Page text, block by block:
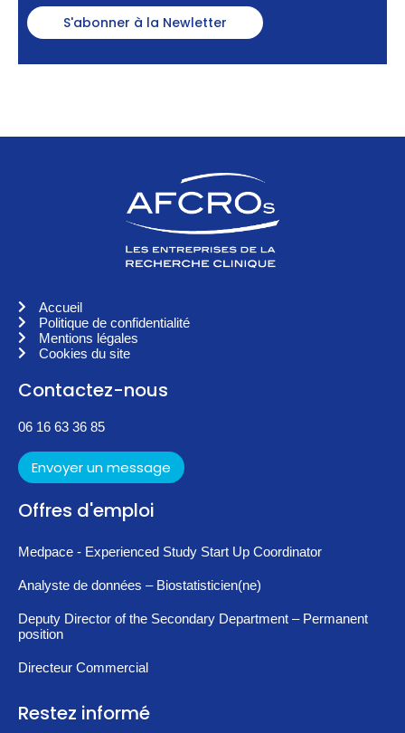
S'abonner à la Newletter
Accueil
Politique de confidentialité
Mentions légales
Cookies du site
Contactez-nous
06 16 63 36 85
Envoyer un message
Offres d'emploi
Medpace - Experienced Study Start Up Coordinator
Analyste de données – Biostatisticien(ne)
Deputy Director of the Secondary Department – Permanent
position
Directeur Commercial
Restez informé